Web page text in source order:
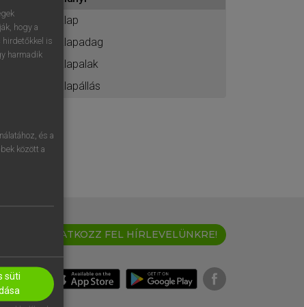
alap
alapadag
alapalak
alapállás
IRATKOZZ FEL HÍRLEVELÜNKRE!
hogy a
hirdetőkkel is
harmadik
és a
között a
süti